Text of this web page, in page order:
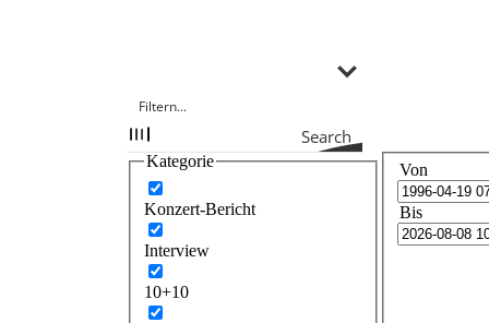
Search
Kategorie
Konzert-Bericht
Interview
10+10
Von
Bis